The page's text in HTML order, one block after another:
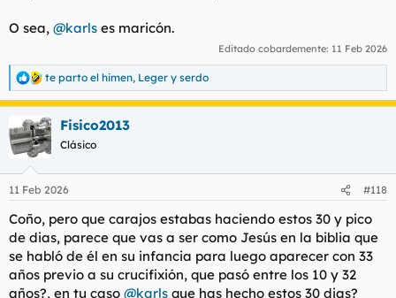
O sea, @karls es maricón.
Editado cobardemente: 11 Feb 2026
R
e
a
c
c
i
e
:
te parto el himen, Leger y serdo
Fisico2013
Clásico
11 Feb 2026 #118
Coño, pero que carajos estabas haciendo estos 30 y pico
de dias, parece que vas a ser como Jesús en la biblia que
se habló de él en su infancia para luego aparecer con 33
años previo a su crucifixión, que pasó entre los 10 y 32
años?, en tu caso @karls que has hecho estos 30 dias?